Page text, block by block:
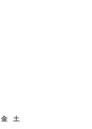
金
土